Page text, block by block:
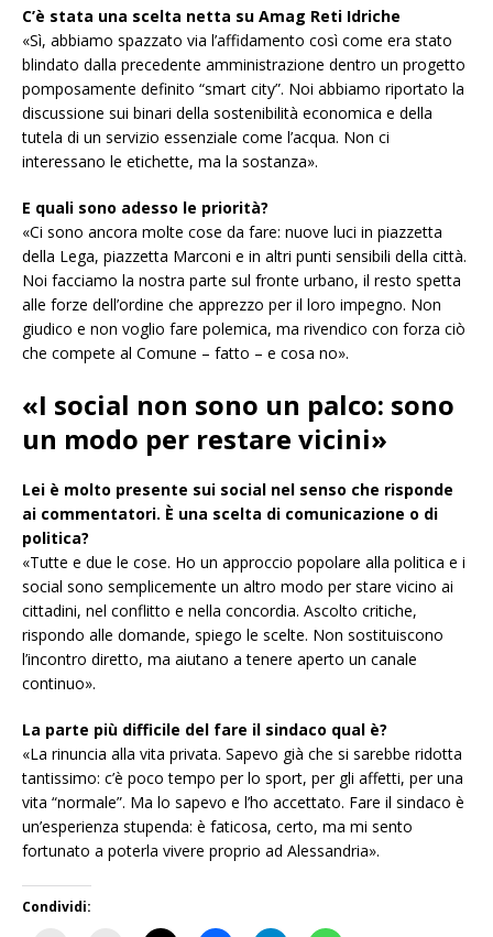
C’è stata una scelta netta su Amag Reti Idriche
«Sì, abbiamo spazzato via l’affidamento così come era stato
blindato dalla precedente amministrazione dentro un progetto
pomposamente definito “smart city”. Noi abbiamo riportato la
discussione sui binari della sostenibilità economica e della
tutela di un servizio essenziale come l’acqua. Non ci
interessano le etichette, ma la sostanza».
E quali sono adesso le priorità?
«Ci sono ancora molte cose da fare: nuove luci in piazzetta
della Lega, piazzetta Marconi e in altri punti sensibili della città.
Noi facciamo la nostra parte sul fronte urbano, il resto spetta
alle forze dell’ordine che apprezzo per il loro impegno. Non
giudico e non voglio fare polemica, ma rivendico con forza ciò
che compete al Comune – fatto – e cosa no».
«I social non sono un palco: sono
un modo per restare vicini»
Lei è molto presente sui social nel senso che risponde
ai commentatori. È una scelta di comunicazione o di
politica?
«Tutte e due le cose. Ho un approccio popolare alla politica e i
social sono semplicemente un altro modo per stare vicino ai
cittadini, nel conflitto e nella concordia. Ascolto critiche,
rispondo alle domande, spiego le scelte. Non sostituiscono
l’incontro diretto, ma aiutano a tenere aperto un canale
continuo».
La parte più difficile del fare il sindaco qual è?
«La rinuncia alla vita privata. Sapevo già che si sarebbe ridotta
tantissimo: c’è poco tempo per lo sport, per gli affetti, per una
vita “normale”. Ma lo sapevo e l’ho accettato. Fare il sindaco è
un’esperienza stupenda: è faticosa, certo, ma mi sento
fortunato a poterla vivere proprio ad Alessandria».
Condividi: